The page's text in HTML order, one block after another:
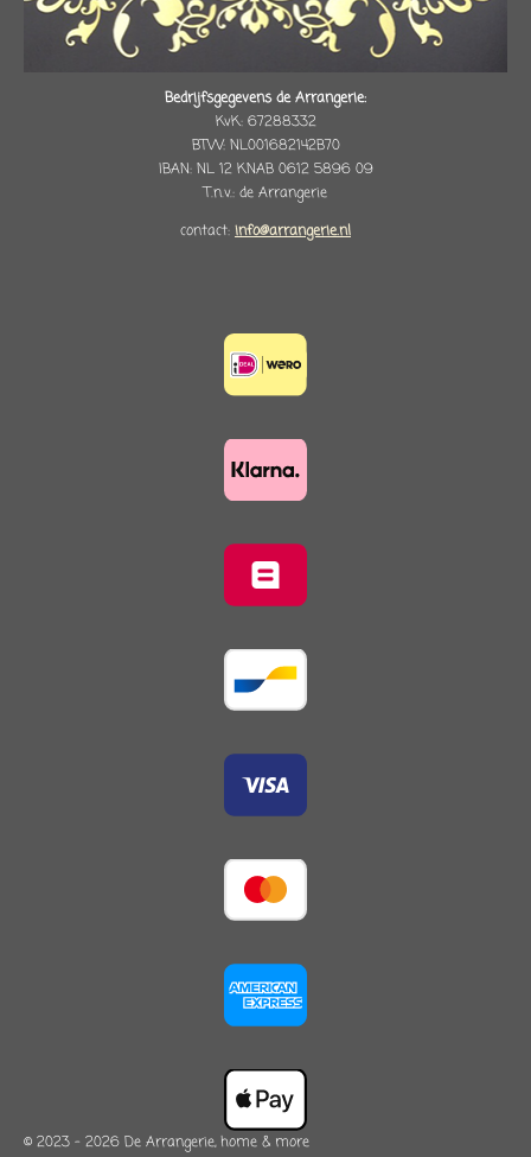
Bedrijfsgegevens de Arrangerie:
KvK: 67288332
BTW: NL001682142B70
IBAN: NL 12 KNAB 0612 5896 09
T.n.v.: de Arrangerie
contact: info@arrangerie.nl
© 2023 - 2026 De Arrangerie, home & more